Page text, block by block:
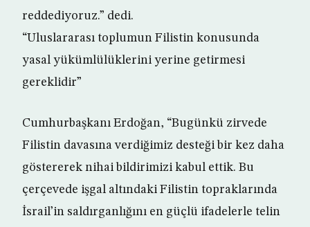
reddediyoruz.” dedi.
“Uluslararası toplumun Filistin konusunda
yasal yükümlülüklerini yerine getirmesi
gereklidir”
Cumhurbaşkanı Erdoğan, “Bugünkü zirvede
Filistin davasına verdiğimiz desteği bir kez daha
göstererek nihai bildirimizi kabul ettik. Bu
çerçevede işgal altındaki Filistin topraklarında
İsrail’in saldırganlığını en güçlü ifadelerle telin